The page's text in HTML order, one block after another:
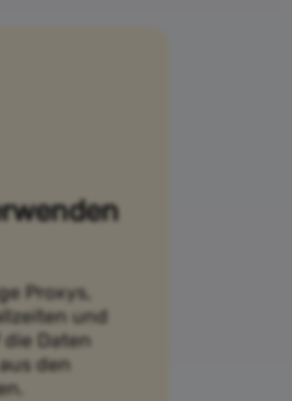
Proxys,
und
Daten
den